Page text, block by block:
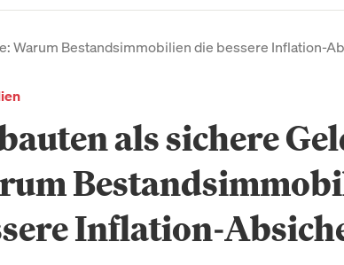
Warum Bestandsimmobilien die bessere Inflation-
als sichere
Inflation-